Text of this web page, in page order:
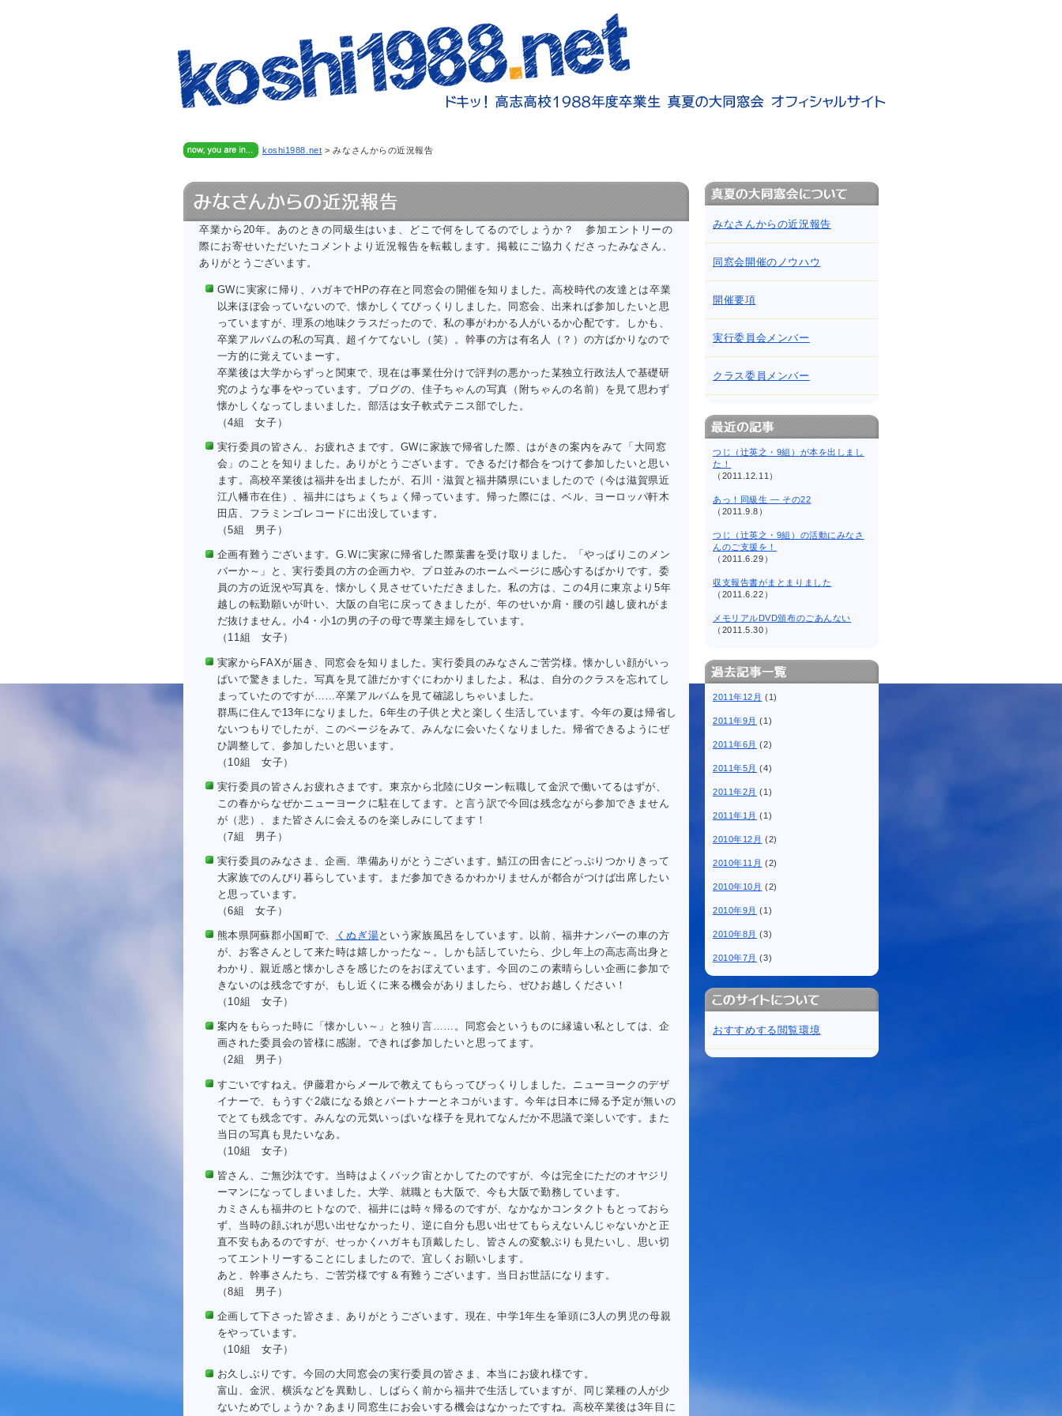
koshi1988.net >みなさんからの近況報告
卒業から20年。あのときの同級生はいま、どこで何をしてるのでしょうか？ 参加エントリーの
際にお寄せいただいたコメントより近況報告を転載します。掲載にご協力くださったみなさん、
ありがとうございます。
GWに実家に帰り、ハガキでHPの存在と同窓会の開催を知りました。高校時代の友達とは卒業
以来ほぼ会っていないので、懐かしくてびっくりしました。同窓会、出来れば参加したいと思
っていますが、理系の地味クラスだったので、私の事がわかる人がいるか心配です。しかも、
卒業アルバムの私の写真、超イケてないし（笑）。幹事の方は有名人（？）の方ばかりなので
一方的に覚えていまーす。
卒業後は大学からずっと関東で、現在は事業仕分けで評判の悪かった某独立行政法人で基礎研
究のような事をやっています。ブログの、佳子ちゃんの写真（附ちゃんの名前）を見て思わず
懐かしくなってしまいました。部活は女子軟式テニス部でした。
（4組 女子）
実行委員の皆さん、お疲れさまです。GWに家族で帰省した際、はがきの案内をみて「大同窓
会」のことを知りました。ありがとうございます。できるだけ都合をつけて参加したいと思い
ます。高校卒業後は福井を出ましたが、石川・滋賀と福井隣県にいましたので（今は滋賀県近
江八幡市在住）、福井にはちょくちょく帰っています。帰った際には、ベル、ヨーロッパ軒木
田店、フラミンゴレコードに出没しています。
（5組 男子）
企画有難うございます。G.Wに実家に帰省した際葉書を受け取りました。「やっぱりこのメン
バーか～」と、実行委員の方の企画力や、プロ並みのホームページに感心するばかりです。委
員の方の近況や写真を、懐かしく見させていただきました。私の方は、この4月に東京より5年
越しの転勤願いが叶い、大阪の自宅に戻ってきましたが、年のせいか肩・腰の引越し疲れがま
だ抜けません。小4・小1の男の子の母で専業主婦をしています。
（11組 女子）
実家からFAXが届き、同窓会を知りました。実行委員のみなさんご苦労様。懐かしい顔がいっ
ぱいで驚きました。写真を見て誰だかすぐにわかりましたよ。私は、自分のクラスを忘れてし
まっていたのですが……卒業アルバムを見て確認しちゃいました。
群馬に住んで13年になりました。6年生の子供と犬と楽しく生活しています。今年の夏は帰省し
ないつもりでしたが、このページをみて、みんなに会いたくなりました。帰省できるようにぜ
ひ調整して、参加したいと思います。
（10組 女子）
実行委員の皆さんお疲れさまです。東京から北陸にUターン転職して金沢で働いてるはずが、
この春からなぜかニューヨークに駐在してます。と言う訳で今回は残念ながら参加できません
が（悲）、また皆さんに会えるのを楽しみにしてます！
（7組 男子）
実行委員のみなさま、企画、準備ありがとうございます。鯖江の田舎にどっぷりつかりきって
大家族でのんびり暮らしています。まだ参加できるかわかりませんが都合がつけば出席したい
と思っています。
（6組 女子）
熊本県阿蘇郡小国町で、 くぬぎ湯という家族風呂をしています。以前、福井ナンバーの車の方
が、お客さんとして来た時は嬉しかったな～。しかも話していたら、少し年上の高志高出身と
わかり、親近感と懐かしさを感じたのをおぼえています。今回のこの素晴らしい企画に参加で
きないのは残念ですが、もし近くに来る機会がありましたら、ぜひお越しください！
（10組 女子）
案内をもらった時に「懐かしい～」と独り言……。同窓会というものに縁遠い私としては、企
画された委員会の皆様に感謝。できれば参加したいと思ってます。
（2組 男子）
すごいですねえ。伊藤君からメールで教えてもらってびっくりしました。ニューヨークのデザ
イナーで、もうすぐ2歳になる娘とパートナーとネコがいます。今年は日本に帰る予定が無いの
でとても残念です。みんなの元気いっぱいな様子を見れてなんだか不思議で楽しいです。また
当日の写真も見たいなあ。
（10組 女子）
皆さん、ご無沙汰です。当時はよくバック宙とかしてたのですが、今は完全にただのオヤジリ
ーマンになってしまいました。大学、就職とも大阪で、今も大阪で勤務しています。
カミさんも福井のヒトなので、福井には時々帰るのですが、なかなかコンタクトもとっておら
ず、当時の顔ぶれが思い出せなかったり、逆に自分も思い出せてもらえないんじゃないかと正
直不安もあるのですが、せっかくハガキも頂戴したし、皆さんの変貌ぶりも見たいし、思い切
ってエントリーすることにしましたので、宜しくお願いします。
あと、幹事さんたち、ご苦労様です＆有難うございます。当日お世話になります。
（8組 男子）
企画して下さった皆さま、ありがとうございます。現在、中学1年生を筆頭に3人の男児の母親
をやっています。
（10組 女子）
お久しぶりです。今回の大同窓会の実行委員の皆さま、本当にお疲れ様です。
富山、金沢、横浜などを異動し、しばらく前から福井で生活していますが、同じ業種の人が少
ないためでしょうか？あまり同窓生にお会いする機会はなかったですね。高校卒業後は3年目に
みなさんからの近況報告
同窓会開催のノウハウ
開催要項
実行委員会メンバー
クラス委員メンバー
つじ（辻英之・9組）が本を出しまし
た！
（2011.12.11）
あっ！同級生 ― その22
（2011.9.8）
つじ（辻英之・9組）の活動にみなさ
んのご支援を！
（2011.6.29）
収支報告書がまとまりました
（2011.6.22）
メモリアルDVD頒布のごあんない
（2011.5.30）
2011年12月 (1)
2011年9月 (1)
2011年6月 (2)
2011年5月 (4)
2011年2月 (1)
2011年1月 (1)
2010年12月 (2)
2010年11月 (2)
2010年10月 (2)
2010年9月 (1)
2010年8月 (3)
2010年7月 (3)
おすすめする閲覧環境